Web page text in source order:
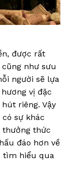
được rất
như sưu
người sẽ lựa
vị đặc
riêng. Vậy
sự khác
thưởng thức
đáo hơn về
tìm hiểu qua